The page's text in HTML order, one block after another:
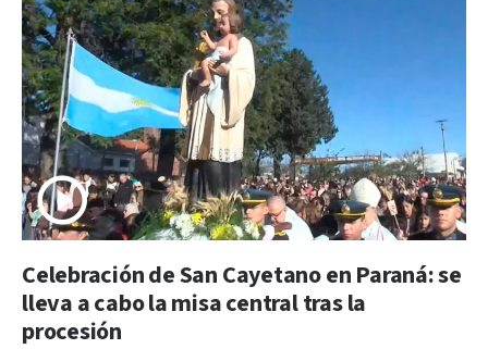
Celebración de San Cayetano en Paraná: se
lleva a cabo la misa central tras la
procesión